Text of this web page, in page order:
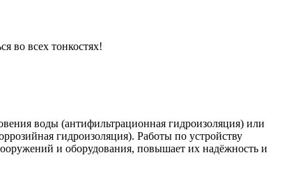
во всех тонкостях!
воды (антифильтрационная гидроизоляция) или
гидроизоляция). Работы по устройству
и оборудования, повышает их надёжность и